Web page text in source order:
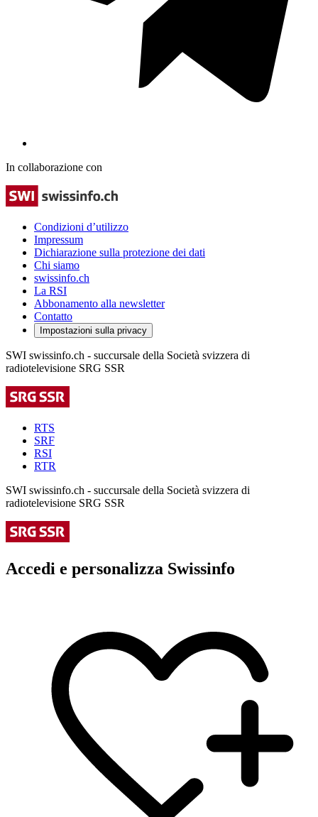
In collaborazione con
Condizioni d’utilizzo
Impressum
Dichiarazione sulla protezione dei dati
Chi siamo
swissinfo.ch
La RSI
Abbonamento alla newsletter
Contatto
Impostazioni sulla privacy
SWI swissinfo.ch - succursale della Società svizzera di
radiotelevisione SRG SSR
RTS
SRF
RSI
RTR
SWI swissinfo.ch - succursale della Società svizzera di
radiotelevisione SRG SSR
Accedi e personalizza Swissinfo